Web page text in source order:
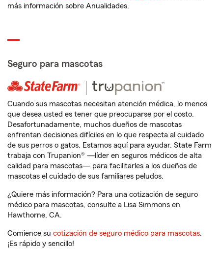
más información sobre Anualidades.
Seguro para mascotas
Cuando sus mascotas necesitan atención médica, lo menos
que desea usted es tener que preocuparse por el costo.
Desafortunadamente, muchos dueños de mascotas
enfrentan decisiones difíciles en lo que respecta al cuidado
de sus perros o gatos. Estamos aquí para ayudar. State Farm
trabaja con Trupanion® —líder en seguros médicos de alta
calidad para mascotas— para facilitarles a los dueños de
mascotas el cuidado de sus familiares peludos.
¿Quiere más información? Para una cotización de seguro
médico para mascotas, consulte a Lisa Simmons en
Hawthorne, CA.
Comience su cotización de seguro médico para mascotas.
¡Es rápido y sencillo!